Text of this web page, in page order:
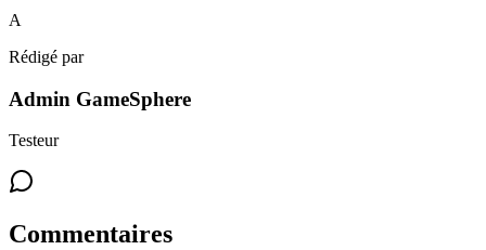
A
Rédigé par
Admin GameSphere
Testeur
Commentaires